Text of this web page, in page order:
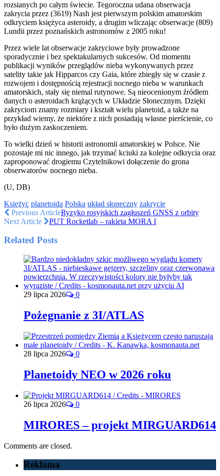
rozsianych po całym świecie. Tegoroczna udana obserwacja
zakrycia przez (3619) Nash jest pierwszym polskim amatorskim
odkryciem księżyca asteroidy, a drugim wliczając obserwacje (809)
Lundii przez poznańskich astronomów z 2005 roku!
Przez wiele lat obserwacje zakryciowe były prowadzone
sporadycznie i bez spektakularnych sukcesów. Od momentu
publikacji wyników przeglądów nieba wykonywanych przez
satelity takie jak Hipparcos czy Gaia, które zbiegły się w czasie z
rozwojem i dostępnością rejestracji nocnego nieba w warunkach
amatorskich, stały się niemal rutynowe. Są nieocenionym źródłem
danych o asteroidach krążących w Układzie Słonecznym. Dzięki
zakryciom znamy rozmiary i kształt wielu planetoid, a także na
przykład wiemy, że niektóre z nich posiadają własne pierścienie, co
było dużym zaskoczeniem.
To wielki dzień w historii astronomii amatorskiej w Polsce. Nie
pozostaje mi nic innego, jak trzymać kciuki za kolejne odkrycia oraz
zaproponować drogiemu Czytelnikowi dołączenie do grona
obserwatorów nocnego nieba.
(U, DB)
Księżyc planetoida Polska układ słoneczny zakrycie
Previous ArticleRyzyko rosyjskich zagłuszeń GNSS z orbity
Next Article
PUT Rocketlab – rakieta MORA I
Related Posts
29 lipca 2026 0
Pożegnanie z 3I/ATLAS
28 lipca 2026 0
Planetoidy NEO w 2026 roku
26 lipca 2026 0
MIRORES – projekt MIRGUARD614
Comments are closed.
Reklama